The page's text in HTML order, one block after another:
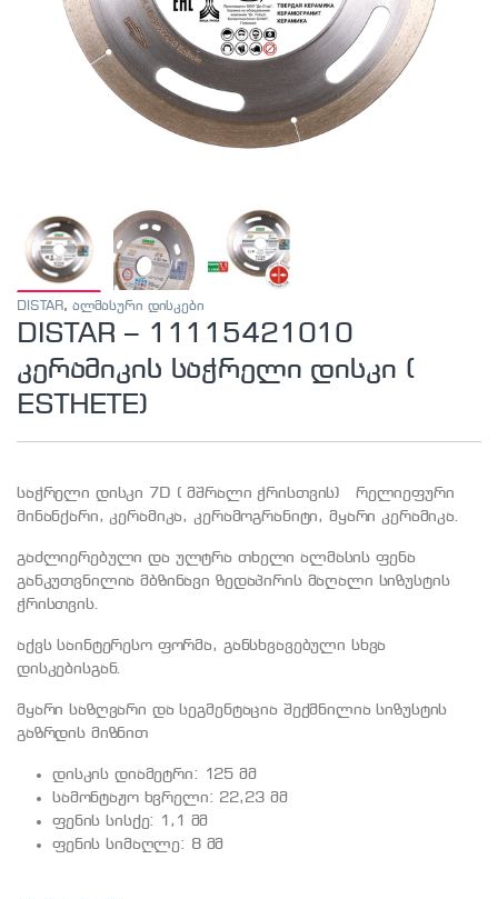
DISTAR, ალმასური დისკები
DISTAR – 11115421010
კერამიკის საჭრელი დისკი (
ESTHETE)
საჭრელი დისკი 7D ( მშრალი ჭრისთვის) რელიეფური
მინანქარი, კერამიკა, კერამოგრანიტი, მყარი კერამიკა.
გაძლიერებული და ულტრა თხელი ალმასის ფენა
განკუთვნილია მბზინავი ზედაპირის მაღალი სიზუსტის
ჭრისთვის.
აქვს საინტერესო ფორმა, განსხვავებული სხვა
დისკებისგან.
მყარი საზღვარი და სეგმენტაცია შექმნილია სიზუსტის
გაზრდის მიზნით
დისკის დიამეტრი: 125 მმ
სამონტაჟო ხვრელი: 22,23 მმ
ფენის სისქე: 1,1 მმ
ფენის სიმაღლე: 8 მმ